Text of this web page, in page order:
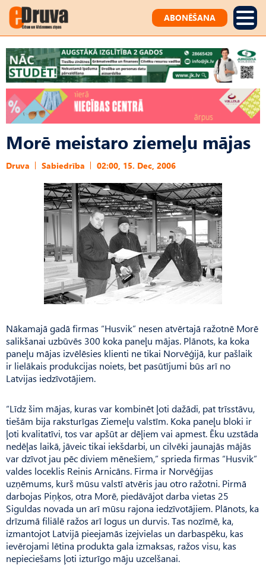
ABONĒŠANA
Morē meistaro ziemeļu mājas
Druva Sabiedrība 02:00, 15. Dec, 2006
Nākamajā gadā firmas “Husvik” nesen atvērtajā ražotnē Morē
salikšanai uzbūvēs 300 koka paneļu mājas. Plānots, ka koka
paneļu mājas izvēlēsies klienti ne tikai Norvēģijā, kur pašlaik
ir lielākais produkcijas noiets, bet pasūtījumi būs arī no
Latvijas iedzīvotājiem.
“Līdz šim mājas, kuras var kombinēt ļoti dažādi, pat trīsstāvu,
tiešām bija raksturīgas Ziemeļu valstīm. Koka paneļu bloki ir
ļoti kvalitatīvi, tos var apšūt ar dēļiem vai apmest. Ēku uzstāda
nedēļas laikā, jāveic tikai iekšdarbi, un cilvēki jaunajās mājās
var dzīvot jau pēc diviem mēnešiem,” sprieda firmas “Husvik”
valdes loceklis Reinis Arnicāns. Firma ir Norvēģijas
uzņēmums, kurš mūsu valstī atvēris jau otro ražotni. Pirmā
darbojas Piņķos, otra Morē, piedāvājot darba vietas 25
Siguldas novada un arī mūsu rajona iedzīvotājiem. Plānots, ka
drīzumā filiālē ražos arī logus un durvis. Tas nozīmē, ka,
izmantojot Latvijā pieejamās izejvielas un darbaspēku, kas
ievērojami lētina produkta gala izmaksas, ražos visu, kas
nepieciešams ļoti izturīgo māju uzcelšanai.